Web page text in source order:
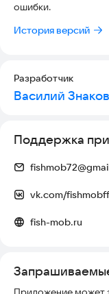
🔔 Удобные
узнаешь по звуку
🔹 Официальный сайт:
🎮 Лови,
начинается здесь!
ошибки.
История версий
Разработчик
Василий Знаков
Поддержка
vk.com/
fish-mob.ru